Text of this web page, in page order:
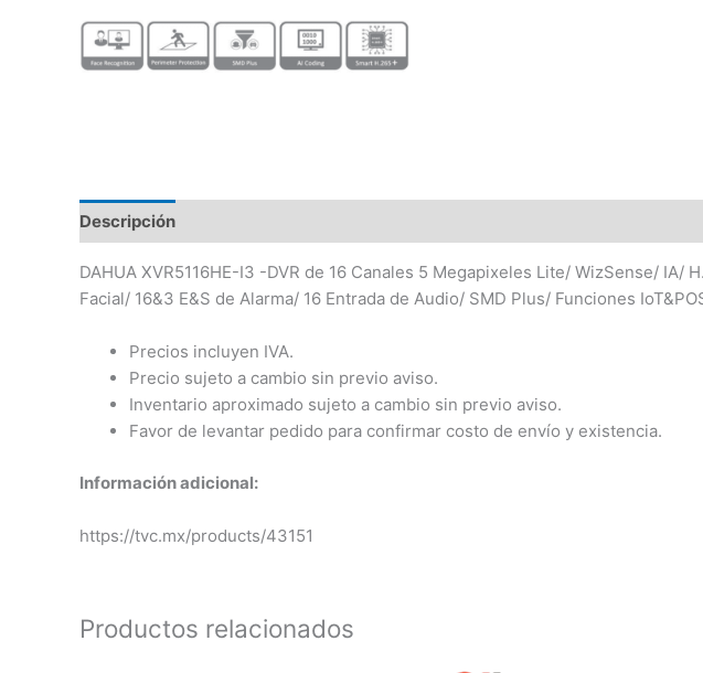
Descripción
DAHUA XVR5116HE-I3 -DVR de 16 Canales 5 Megapixeles Lite/ WizSense/
Facial/ 16&3 E&S de Alarma/ 16 Entrada de Audio/ SMD Plus/ Funciones
Precios incluyen IVA.
Precio sujeto a cambio sin previo aviso.
Inventario aproximado sujeto a cambio sin previo aviso.
Favor de levantar pedido para confirmar costo de envío y existencia.
Información adicional:
https://tvc.mx/products/43151
Productos relacionados